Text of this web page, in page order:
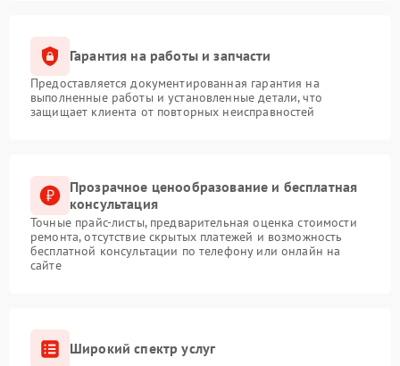
Гарантия на работы и запчасти
Предоставляется документированная гарантия на
выполненные работы и установленные детали, что
защищает клиента от повторных неисправностей
Прозрачное ценообразование и бесплатная
консультация
Точные прайс-листы, предварительная оценка стоимости
ремонта, отсутствие скрытых платежей и возможность
бесплатной консультации по телефону или онлайн на
сайте
Широкий спектр услуг